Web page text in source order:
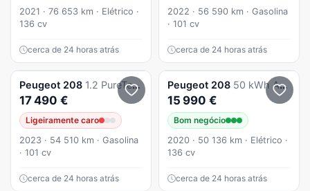
2021 · 76 653 km · Elétrico ·
136 cv
cerca de 24 horas atrás
2022 · 56 590 km · Gasolina
· 101 cv
cerca de 24 horas atrás
Peugeot 208 1.2 PureTech Allure EAT8
17 490 €
Ligeiramente caro
2023 · 54 510 km · Gasolina
· 101 cv
cerca de 24 horas atrás
Peugeot 208 50 kWh Active
15 990 €
Bom negócio
2020 · 50 136 km · Elétrico ·
136 cv
cerca de 24 horas atrás